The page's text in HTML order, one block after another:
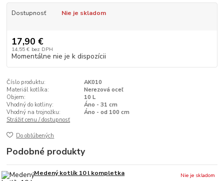
Dostupnosť Nie je skladom
17,90 €
14,55 € bez DPH
Momentálne nie je k dispozícii
Číslo produktu:
AK010
Materiál kotlíka:
Nerezová oceľ
Objem:
10 L
Vhodný do kotliny:
Áno - 31 cm
Vhodný na trojnožku:
Áno - od 100 cm
Strážiť cenu / dostupnosť
Do obľúbených
Podobné produkty
Medený kotlík 10 l kompletka
Nie je skladom